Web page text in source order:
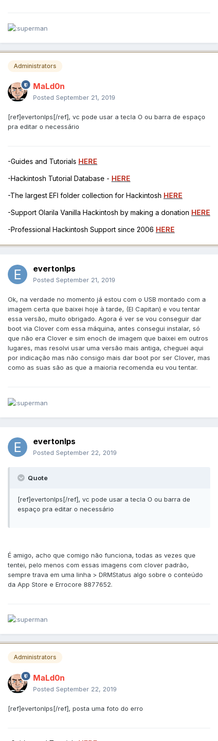
Administrators
MaLd0n
Posted September 21, 2019
[ref]evertonlps[/ref], vc pode usar a tecla O ou barra de espaço
pra editar o necessário
-Guides and Tutorials HERE
-Hackintosh Tutorial Database - HERE
-The largest EFI folder collection for Hackintosh HERE
-Support Olarila Vanilla Hackintosh by making a donation HERE
-Professional Hackintosh Support since 2006 HERE
evertonlps
Posted September 21, 2019
Ok, na verdade no momento já estou com o USB montado com a
imagem certa que baixei hoje à tarde, (El Capitan) e vou tentar
essa versão, muito obrigado. Agora é ver se vou conseguir dar
boot via Clover com essa máquina, antes consegui instalar, só
que não era Clover e sim enoch de imagem que baixei em outros
lugares, mas resolvi usar uma versão mais antiga, cheguei aqui
por indicação mas não consigo mais dar boot por ser Clover, mas
como as suas são as que a maioria recomenda eu vou tentar.
evertonlps
Posted September 22, 2019
Quote
[ref]evertonlps[/ref], vc pode usar a tecla O ou barra de
espaço pra editar o necessário
É amigo, acho que comigo não funciona, todas as vezes que
tentei, pelo menos com essas imagens com clover padrão,
sempre trava em uma linha > DRMStatus algo sobre o conteúdo
da App Store e Errocore 8877652.
Administrators
MaLd0n
Posted September 22, 2019
[ref]evertonlps[/ref], posta uma foto do erro